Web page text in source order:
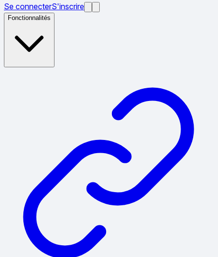
Se connecterS'inscrire
Fonctionnalités